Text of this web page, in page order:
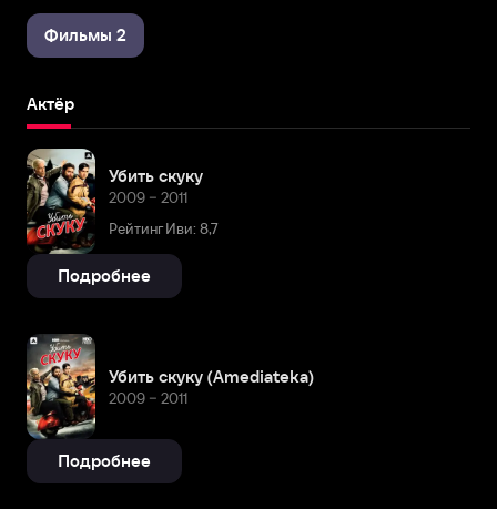
Фильмы 2
Актёр
Убить скуку
2009 – 2011
Рейтинг Иви: 8,7
Подробнее
Убить скуку (Amediateka)
2009 – 2011
Подробнее